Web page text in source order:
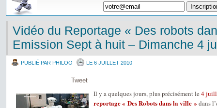
Vidéo du Reportage « Des robots
Emission Sept à huit – Dimanche 4
PUBLIÉ PAR PHILOO LE 6 JUILLET 2010
Tweet
Il y a quelques jours, plus précisément le 4
reportage « Des Robots dans la ville » dans